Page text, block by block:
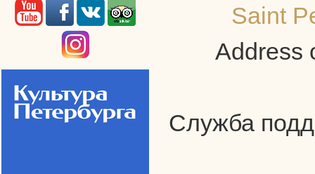
Saint
Address
Служба